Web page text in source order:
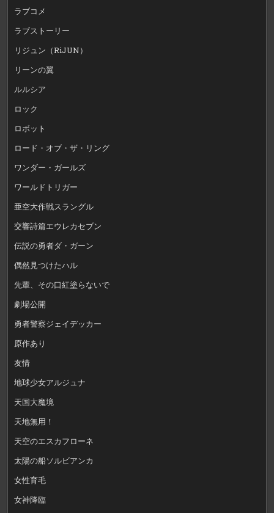
ラブコメ
ラブストーリー
リジュン（RiJUN）
リーンの翼
ルルシア
ロック
ロボット
ロード・オブ・ザ・リング
ワンダー・ガールズ
ワールドトリガー
亜空大作戦スラングル
交響詩篇エウレカセブン
伝説の勇者ダ・ガーン
偶然見つけたハル
先輩、その口紅塗らないで
劇場公開
勇者警察ジェイデッカー
原作あり
友情
地球少女アルジュナ
天国大魔境
天地無用！
天空のエスカフローネ
太陽の船ソルビアンカ
女性育毛
女神降臨